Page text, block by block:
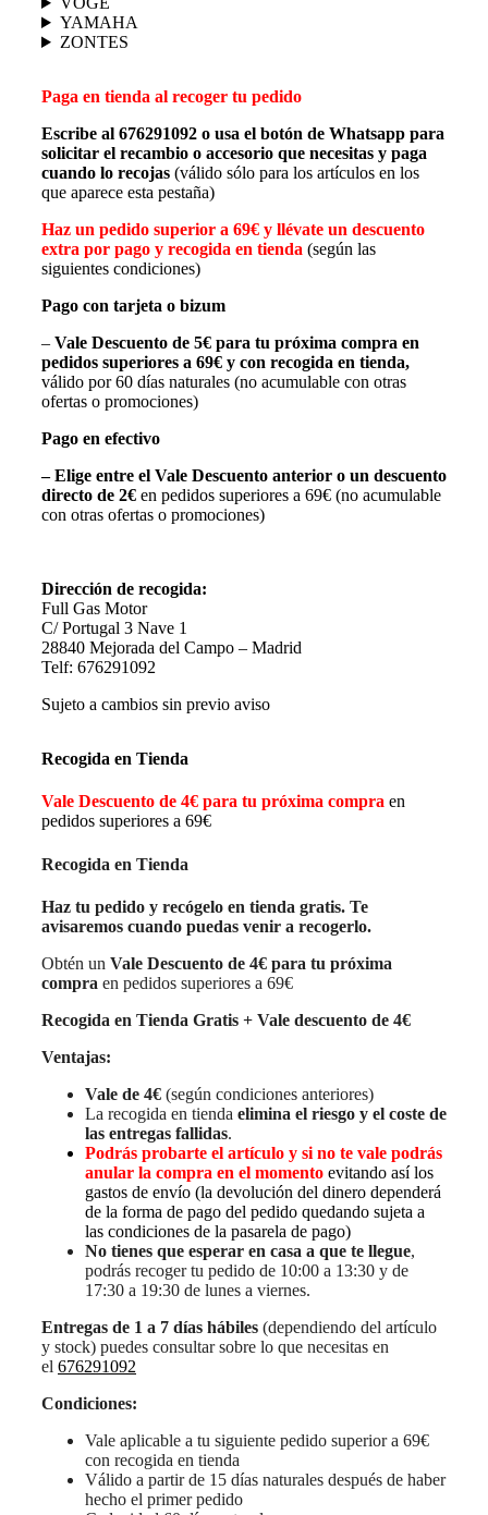
YAMAHA
ZONTES
Paga en tienda al recoger tu pedido
Escribe al 676291092 o usa el botón de Whatsapp para
solicitar el recambio o accesorio que necesitas y paga
cuando lo recojas (válido sólo para los artículos en los
que aparece esta pestaña)
Haz un pedido superior a 69€ y llévate un descuento
extra por pago y recogida en tienda (según las
siguientes condiciones)
Pago con tarjeta o bizum
– Vale Descuento de 5€ para tu próxima compra en
pedidos superiores a 69€ y con recogida en tienda,
válido por 60 días naturales (no acumulable con otras
ofertas o promociones)
Pago en efectivo
– Elige entre el Vale Descuento anterior o un descuento
directo de 2€ en pedidos superiores a 69€ (no acumulable
con otras ofertas o promociones)
Dirección de recogida:
Full Gas Motor
C/ Portugal 3 Nave 1
28840 Mejorada del Campo – Madrid
Telf: 676291092
Sujeto a cambios sin previo aviso
Recogida en Tienda
Vale Descuento de 4€ para tu próxima compra en
pedidos superiores a 69€
Recogida en Tienda
Haz tu pedido y recógelo en tienda gratis. Te
avisaremos cuando puedas venir a recogerlo.
Obtén un Vale Descuento de 4€ para tu próxima
compra en pedidos superiores a 69€
Recogida en Tienda Gratis + Vale descuento de 4€
Ventajas:
Vale de 4€ (según condiciones anteriores)
La recogida en tienda elimina el riesgo y el coste de
las entregas fallidas.
Podrás probarte el artículo y si no te vale podrás
anular la compra en el momento evitando así los
gastos de envío (la devolución del dinero dependerá
de la forma de pago del pedido quedando sujeta a
las condiciones de la pasarela de pago)
No tienes que esperar en casa a que te llegue,
podrás recoger tu pedido de 10:00 a 13:30 y de
17:30 a 19:30 de lunes a viernes.
Entregas de 1 a 7 días hábiles (dependiendo del artículo
y stock) puedes consultar sobre lo que necesitas en
el 676291092
Condiciones:
Vale aplicable a tu siguiente pedido superior a 69€
con recogida en tienda
Válido a partir de 15 días naturales después de haber
hecho el primer pedido